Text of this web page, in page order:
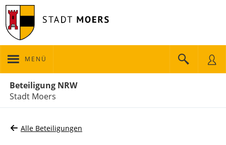
MENÜ
Beteiligung NRW
Stadt Moers
Alle Beteiligungen